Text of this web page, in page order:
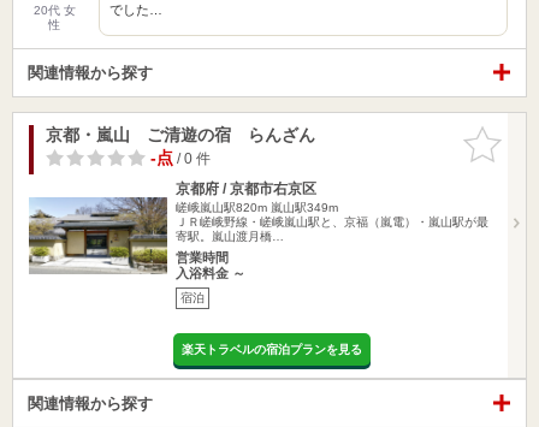
20代 女
性
でした…
関連情報から探す
お気に入
りに追加
京都・嵐山 ご清遊の宿 らんざん
-点/ 0 件
京都府 / 京都市右京区
嵯峨嵐山駅820m 嵐山駅349m
ＪＲ嵯峨野線・嵯峨嵐山駅と、京福（嵐電）・嵐山駅が最
寄駅。嵐山渡月橋…
営業時間
入浴料金 ～
宿泊
楽天トラベルの宿泊プランを見る
関連情報から探す